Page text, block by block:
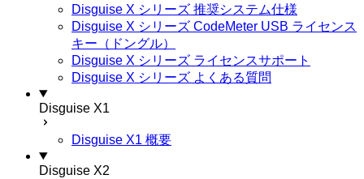
Disguise X シリーズ 推奨システム仕様
Disguise X シリーズ CodeMeter USB ライセンス
キー（ドングル）
Disguise X シリーズ ライセンスサポート
Disguise X シリーズ よくある質問
Disguise X1
Disguise X1 概要
Disguise X2